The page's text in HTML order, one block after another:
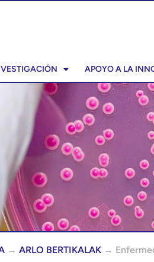
APOYO A LA
→ ARLO BERTIKALAK →